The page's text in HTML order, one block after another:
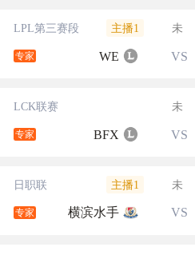
LPL第三赛段 主播1 未
专家 WE VS
LCK联赛 未
专家 BFX VS
日职联 主播1 未
专家 横滨水手 VS